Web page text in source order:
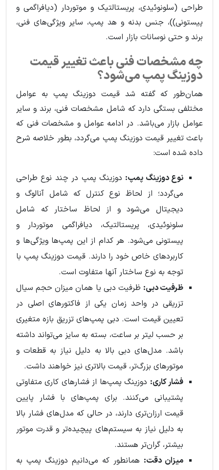
طراحی (سلونوئیدی، پریستالتیک و موتوردار (دیافراگمی و
پیستونی))، جنس بدنه و هد پمپ، سایر ویژگی‌های فنی،
برند و حتی نوسانات بازار است.
چه مشخصات فنی باعث تغییر قیمت
دوزینگ پمپ می‌شود؟
همان‌طور که گفته شد قیمت دوزینگ پمپ به عوامل
مختلفی بستگی دارد که شامل مشخصات فنی، برند و سایر
عوامل بازار می‌باشد. در ادامه عوامل و مشخصات فنی که
باعث تغییر قیمت دوزینگ پمپ می‌گردد، بطور خلاصه شرح
داده شده است:
نوع دوزینگ پمپ: دوزینگ پمپ در چند نوع طراحی
می‌گردد؛ از لحاظ نوع کنترل که شامل آنالوگ و
دیجیتال می‌شود و از لحاظ ساختار که شامل
سلونوئیدی، پریستالتیک، دیافراگمی موتوردار و
پیستونی می‌شود. هر کدام از این پمپ‌ها ویژگی‌ها و
کاربردهای خاص خود را دارند. قیمت دوزینگ پمپ با
توجه به نوع ساختار آنها متفاوت است.
ظرفیت دبی: ظرفیت دبی یا همان میزان حجم سیال
تزریقی در واحد زمان یکی از فاکتورهای اصلی در
تعیین قیمت است. دبی پمپ‌های تزریق بازه متغیری
بر حسب لیتر بر ساعت، بسته به سایز می‌تواند داشته
باشد. مدل‌های دبی بالا به دلیل نیاز به قطعات و
موتورهای بزرگ‌تر، قیمت بالاتری نیز خواهند داشت.
فشار کاری: دوزینگ پمپ‌ها از فشارهای کاری متفاوتی
پشتیبانی می‌کنند. برای پمپ‌های با فشار پایین
قیمت ارزان‌تری دارند، در حالی که مدل‌های فشار بالا
به دلیل نیاز به سیستم‌های پیچیده‌تر و قدرت موتور
بیشتر، گران‌تر هستند.
میزان دقت: همانطور که می‌دانیم دوزینگ پمپ به